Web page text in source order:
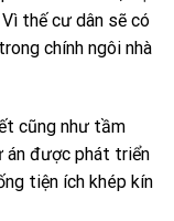
thế cư dân sẽ có
chính ngôi nhà
cũng như tầm
án được phát triển
tiện ích khép kín